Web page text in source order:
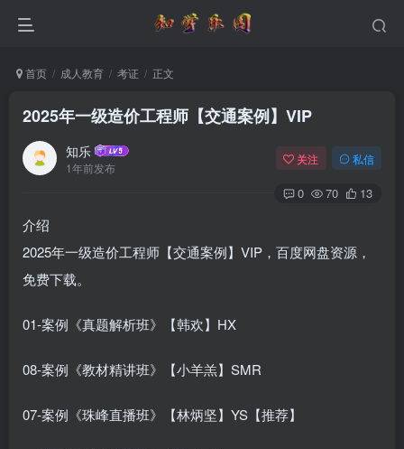
首页 成人教育 考证 正文
2025年一级造价工程师【交通案例】VIP
知乐
1年前发布
关注 私信
0 70 13
介绍
2025年一级造价工程师【交通案例】VIP，百度网盘资源，
免费下载。
01-案例《真题解析班》【韩欢】HX
08-案例《教材精讲班》【小羊羔】SMR
07-案例《珠峰直播班》【林炳坚】YS【推荐】